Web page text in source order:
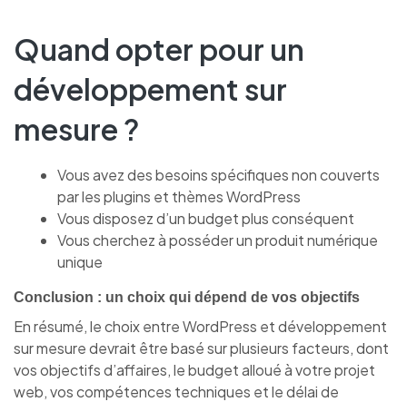
Quand opter pour un
développement sur
mesure ?
Vous avez des besoins spécifiques non couverts
par les plugins et thèmes WordPress
Vous disposez d’un budget plus conséquent
Vous cherchez à posséder un produit numérique
unique
Conclusion : un choix qui dépend de vos objectifs
En résumé, le choix entre WordPress et développement
sur mesure devrait être basé sur plusieurs facteurs, dont
vos objectifs d’affaires, le budget alloué à votre projet
web, vos compétences techniques et le délai de